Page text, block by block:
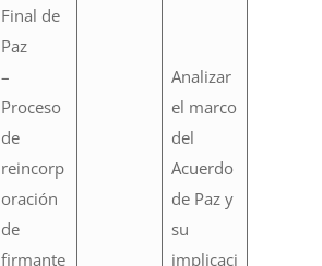
Final de
Paz
–
Proceso
de
reincorp
oración
de
firmante
Analizar
el marco
del
Acuerdo
de Paz y
su
implicaci